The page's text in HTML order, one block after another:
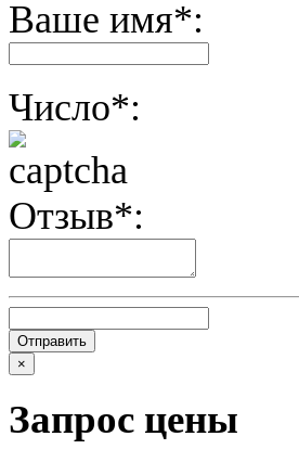
Ваше имя*:
Число*:
Отзыв*:
×
Запрос цены